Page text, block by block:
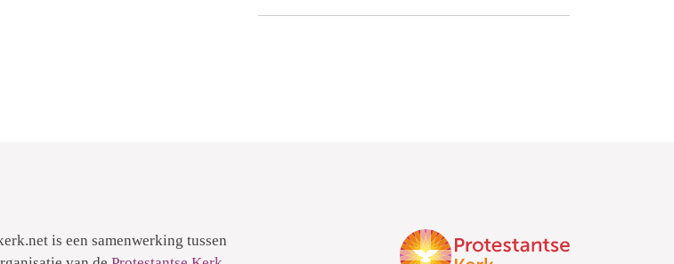
is een samenwerking tussen